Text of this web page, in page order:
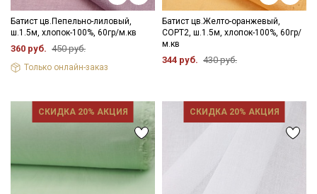
Батист цв.Пепельно-лиловый,
ш.1.5м, хлопок-100%, 60гр/м.кв
360 руб. 450 руб.
Только онлайн-заказ
Батист цв.Желто-оранжевый,
СОРТ2, ш.1.5м, хлопок-100%, 60гр/
м.кв
344 руб. 430 руб.
СКИДКА 20% АКЦИЯ СКИДКА 20% АКЦИЯ